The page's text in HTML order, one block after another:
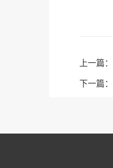
上一篇：
下一篇：